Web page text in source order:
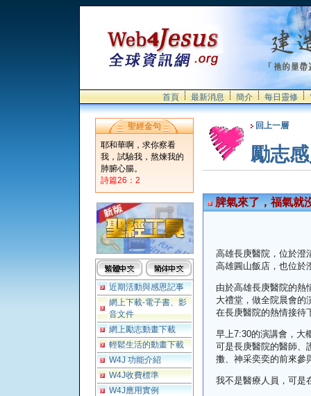
首頁 最新消息 簡介 每日靈修
聖經金句
耶和華啊，求你察看
我，試驗我，熬煉我的
肺腑心腸。
詩篇26：2
近期活動與感恩記事
網上下載-電子書、影
音文件
網上勵志動畫下載
輕鬆生活的動畫下載
W4J 功能介紹
W4J收費標準
W4J應用實例
回上一層
勵志
脾氣來了，福氣就
高雄長庚醫院，位於澄
高雄圓山飯店，也位於
由於高雄長庚醫院的熱
大禮堂，做全院晨會的
在長庚醫院的熱情接待
早上7:30的演講會，大
可是長庚醫院的醫師、
擻、神采奕奕的前來參
我不是醫療人員，可是